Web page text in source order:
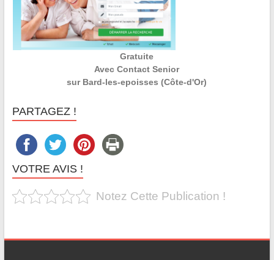
Gratuite
Avec Contact Senior
sur Bard-les-epoisses (Côte-d'Or)
PARTAGEZ !
VOTRE AVIS !
Notez Cette Publication !